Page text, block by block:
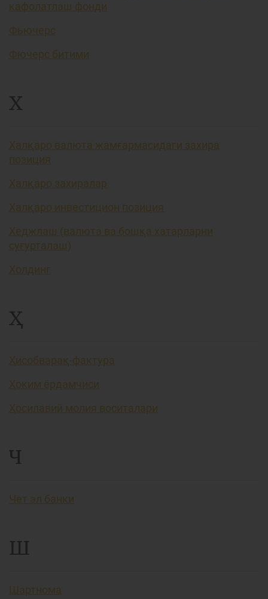
кафолатлаш фонди
Фьючерс
Фючерс битими
Х
Халқаро валюта жамғармасидаги захира
позиция
Халқаро захиралар
Халқаро инвестицион позиция
Хеджлаш (валюта ва бошқа хатарларни
суғурталаш)
Холдинг
Ҳ
Ҳисобварақ-фактура
Ҳоким ёрдамчиси
Ҳосилавий молия воситалари
Ч
Чет эл банки
Ш
Шартнома